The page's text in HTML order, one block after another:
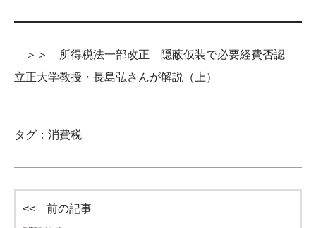
＞＞ 所得税法一部改正 隠蔽仮装で必要経費否認
立正大学教授・長島弘さんが解説（上）
タグ： 消費税
<< 前の記事